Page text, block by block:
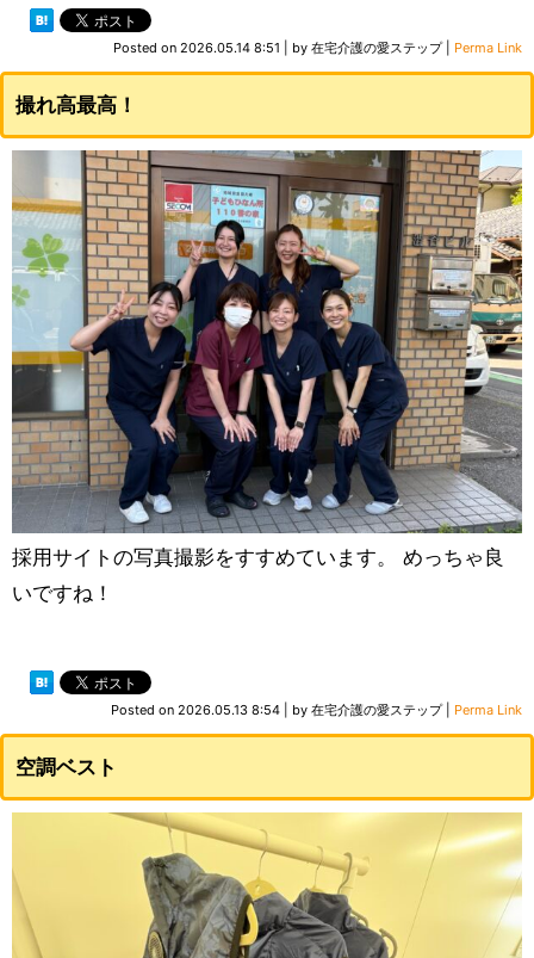
Posted on 2026.05.14 8:51 by 在宅介護の愛ステップ| Perma Link
撮れ高最高！
採用サイトの写真撮影をすすめています。 めっちゃ良
いですね！
Posted on 2026.05.13 8:54 by 在宅介護の愛ステップ| Perma Link
空調ベスト